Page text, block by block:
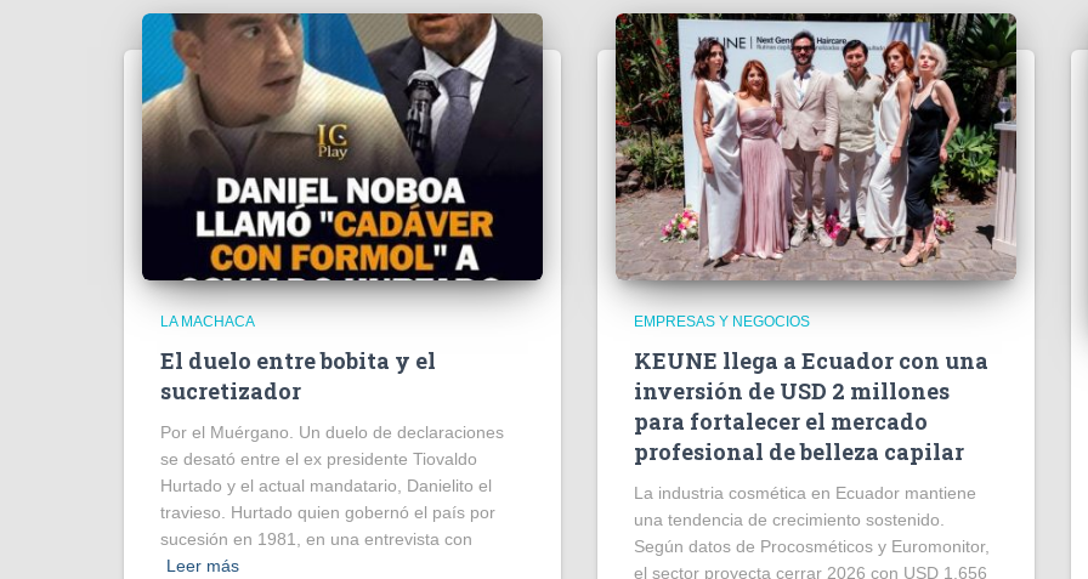
LA MACHACA
El duelo entre bobita y el
sucretizador
Por el Muérgano. Un duelo de declaraciones
se desató entre el ex presidente Tiovaldo
Hurtado y el actual mandatario, Danielito el
travieso. Hurtado quien gobernó el país por
sucesión en 1981, en una entrevista con
Leer más
EMPRESAS Y NEGOCIOS
KEUNE llega a Ecuador con una
inversión de USD 2 millones
para fortalecer el mercado
profesional de belleza capilar
La industria cosmética en Ecuador mantiene
una tendencia de crecimiento sostenido.
Según datos de Procosméticos y Euromonitor,
el sector proyecta cerrar 2026 con USD 1.656